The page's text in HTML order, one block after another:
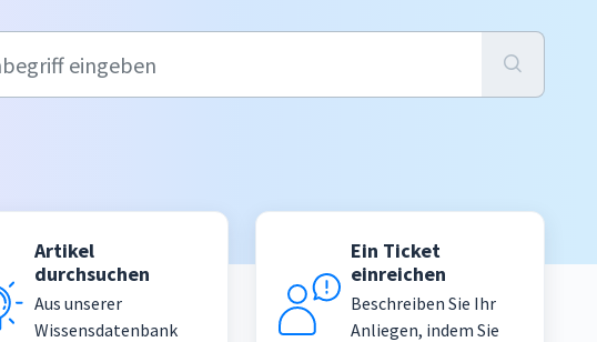
Artikel
durchsuchen
Aus unserer
Wissensdatenbank
Ein Ticket
einreichen
Beschreiben Sie Ihr
Anliegen, indem Sie